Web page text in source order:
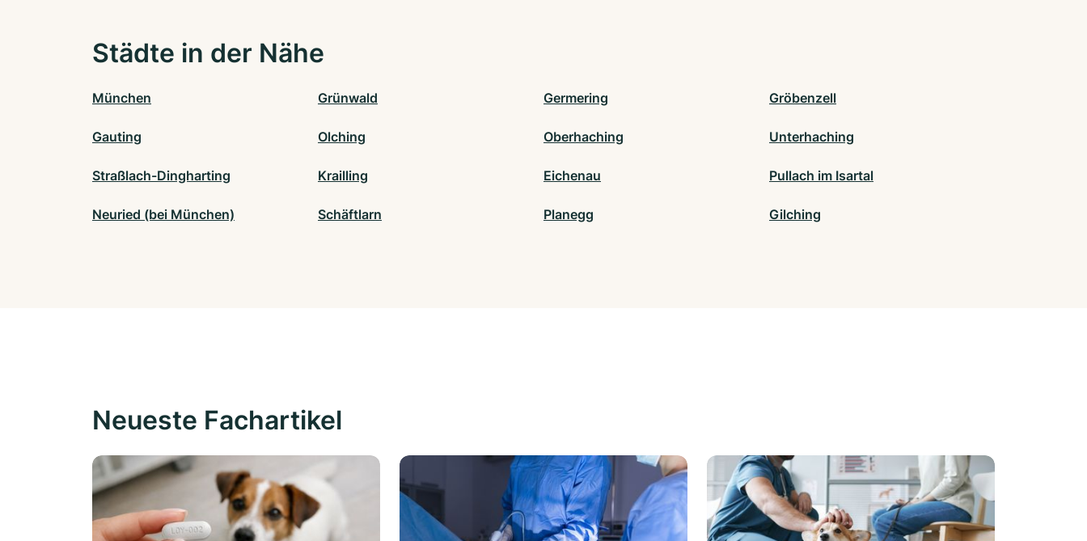
Städte in der Nähe
München Grünwald Germering Gröbenzell
Gauting Olching Oberhaching Unterhaching
Straßlach-Dingharting Krailling Eichenau Pullach im Isartal
Neuried (bei München) Schäftlarn Planegg Gilching
Neueste Fachartikel